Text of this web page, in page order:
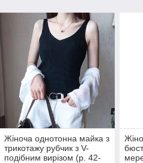
Жіноча однотонна майка з
трикотажу рубчик з V-
подібним вирізом (р. 42-